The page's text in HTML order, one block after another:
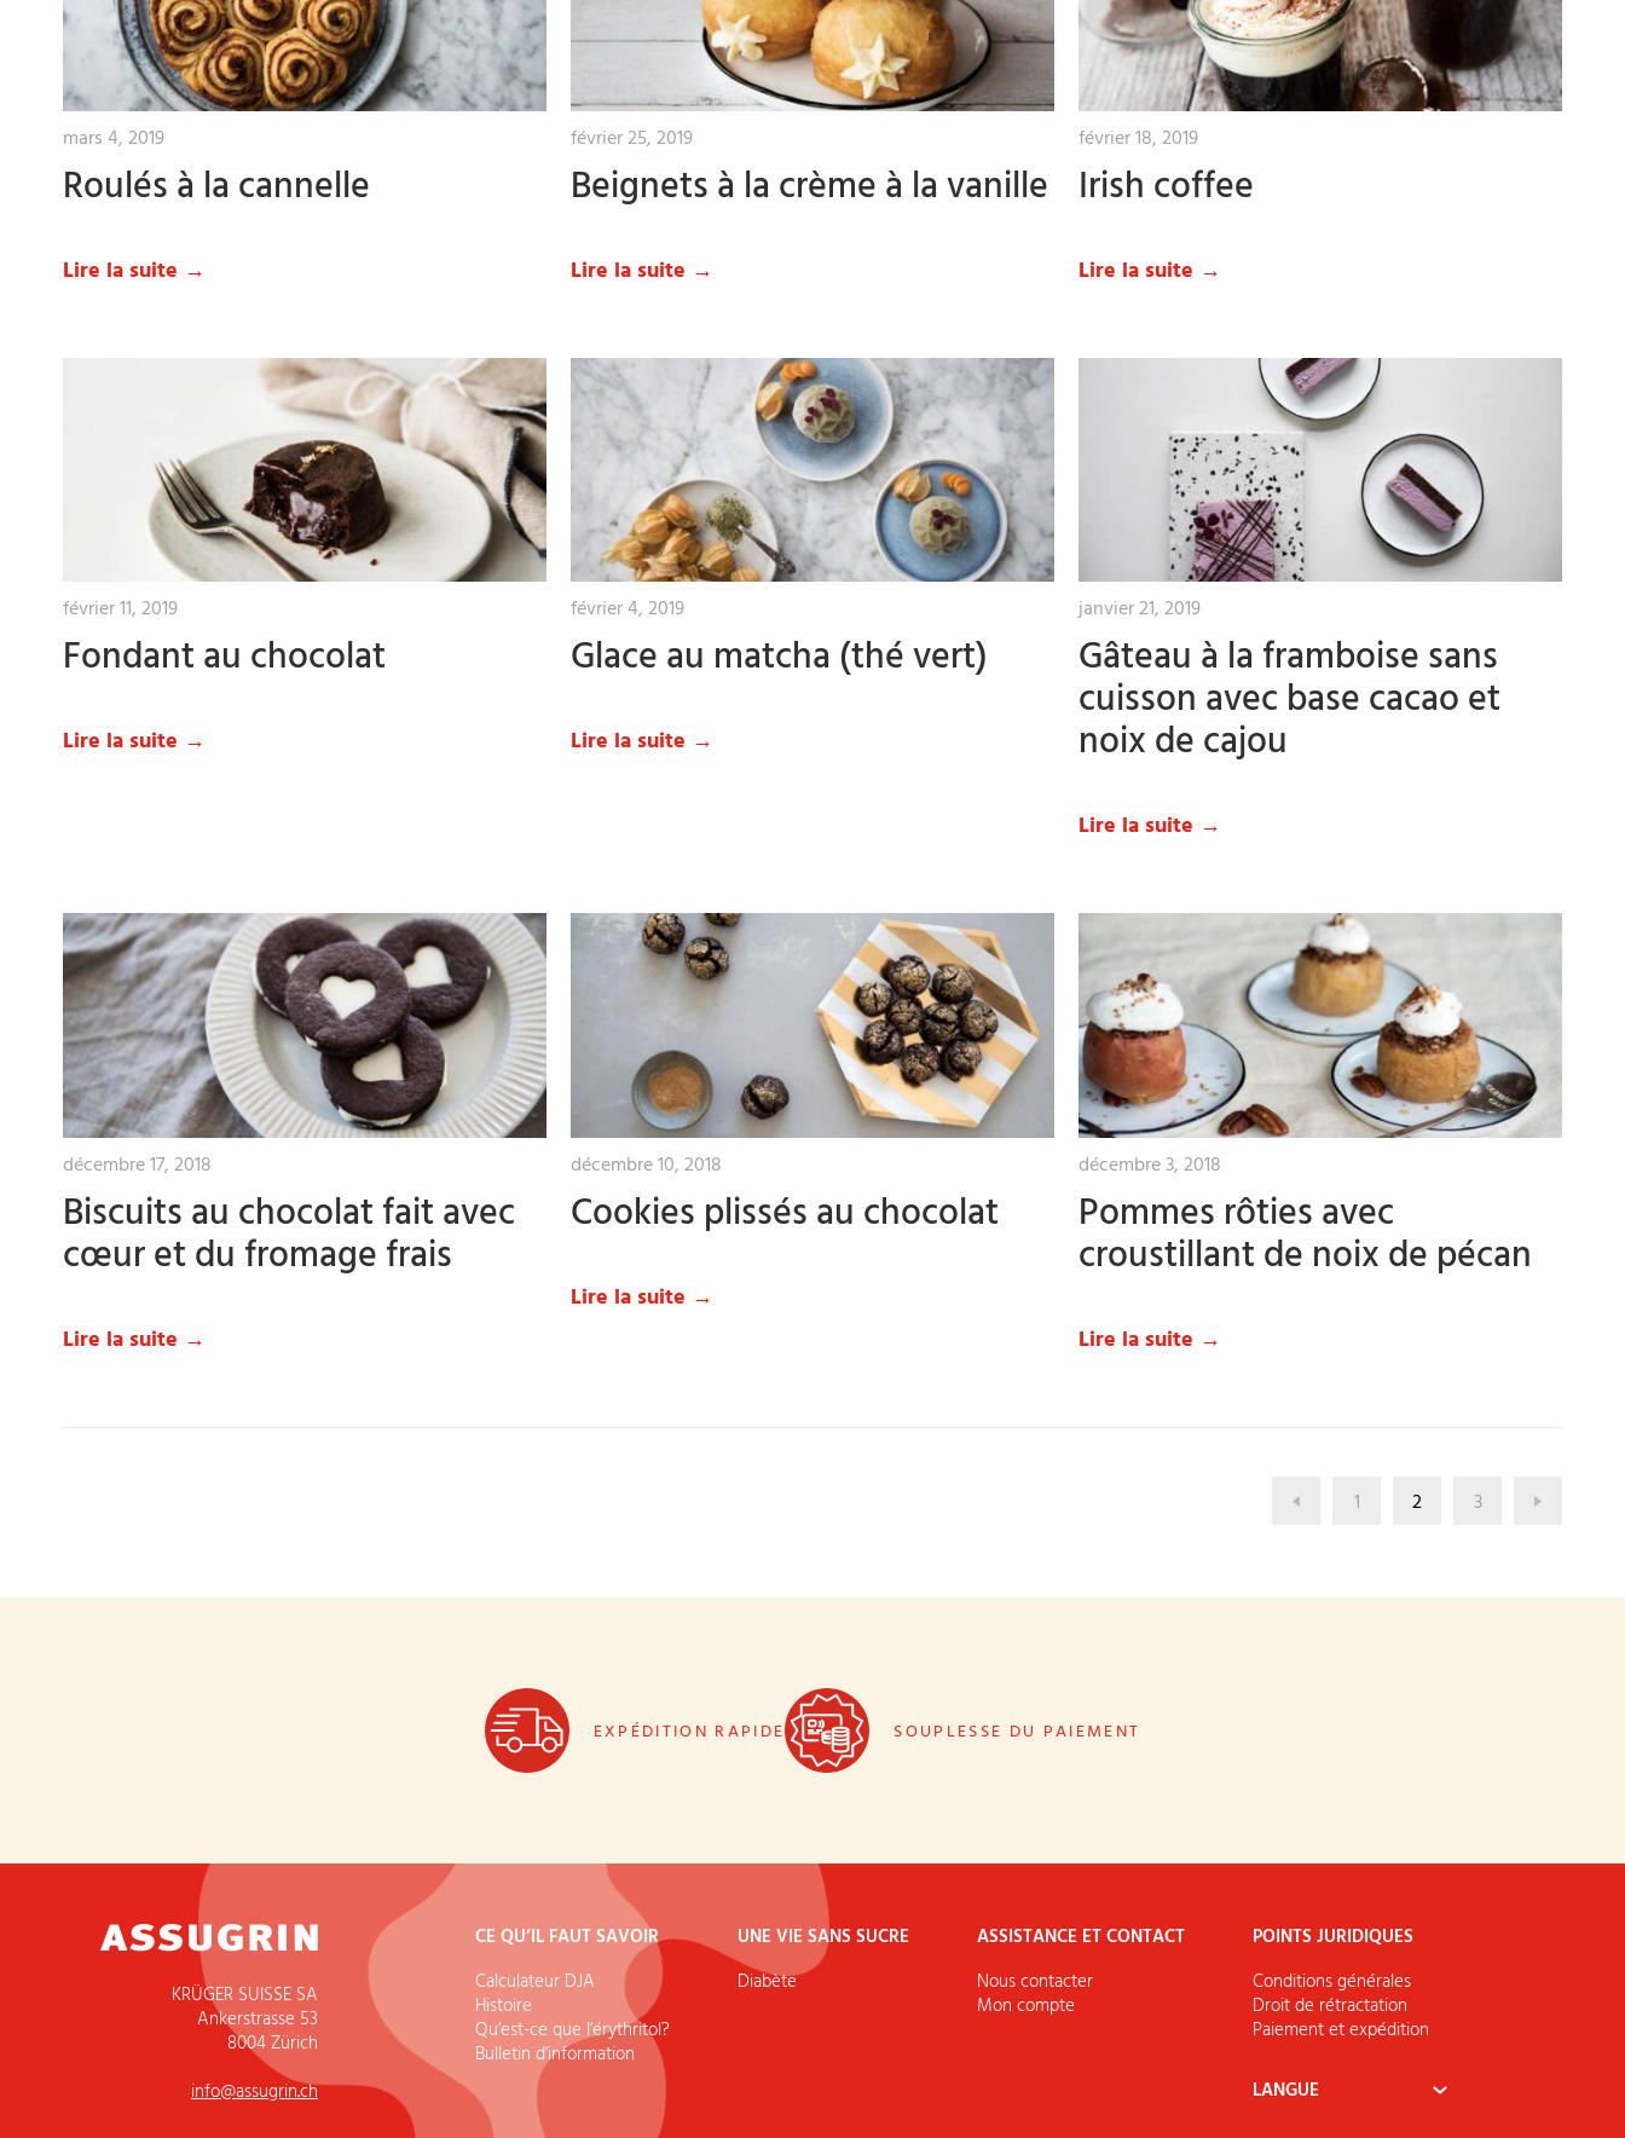
mars 4, 2019
Roulés à la cannelle
Lire la suite →
février 25, 2019
Beignets à la crème à la vanille
Lire la suite →
février 18, 2019
Irish coffee
Lire la suite →
février 11, 2019
Fondant au chocolat
Lire la suite →
février 4, 2019
Glace au matcha (thé vert)
Lire la suite →
janvier 21, 2019
Gâteau à la framboise sans
cuisson avec base cacao et
noix de cajou
Lire la suite →
décembre 17, 2018
Biscuits au chocolat fait avec
cœur et du fromage frais
Lire la suite →
décembre 10, 2018
Cookies plissés au chocolat
Lire la suite →
décembre 3, 2018
Pommes rôties avec
croustillant de noix de pécan
Lire la suite →
1 2 3
EXPÉDITION RAPIDE SOUPLESSE DU PAIEMENT
KRÜGER SUISSE SA
Ankerstrasse 53
8004 Zürich
info@assugrin.ch
CE QU’IL FAUT SAVOIR
Calculateur DJA
Histoire
Qu’est-ce que l’érythritol?
Bulletin d’information
UNE VIE SANS SUCRE
Diabète
ASSISTANCE ET CONTACT
Nous contacter
Mon compte
POINTS JURIDIQUES
Conditions générales
Droit de rétractation
Paiement et expédition